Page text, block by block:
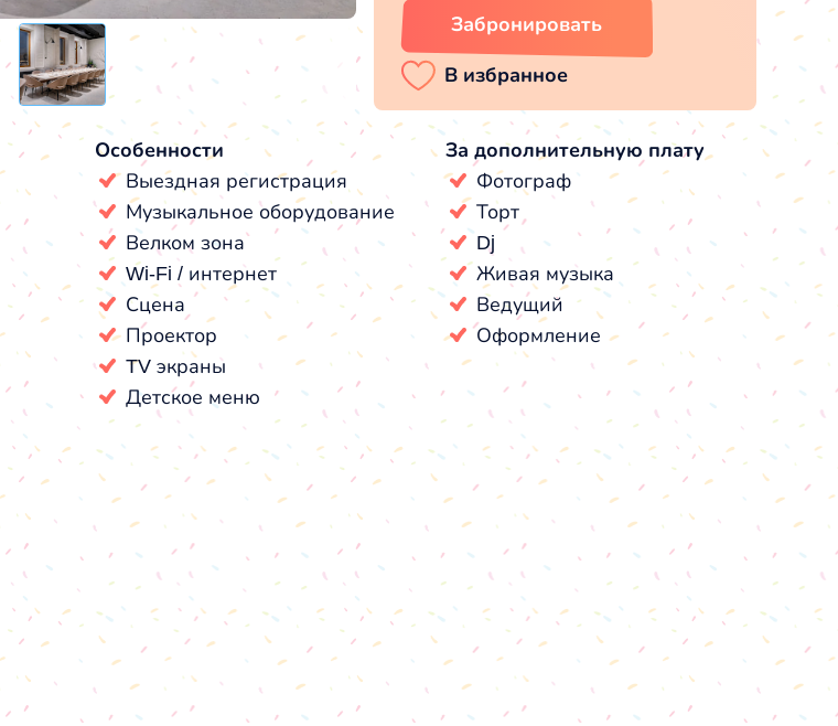
Забронировать
Особенности
Выездная регистрация
Музыкальное оборудование
Велком зона
Wi-Fi / интернет
Сцена
Проектор
TV экраны
Детское меню
За дополнительную плату
Фотограф
Торт
Dj
Живая музыка
Ведущий
Оформление